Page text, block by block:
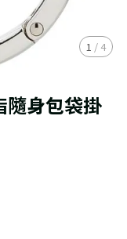
1 / 4
隨身包袋掛